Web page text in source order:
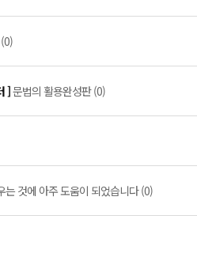
]문법의 활용완성판 (0)
는 것에 아주 도움이 되었습니다 (0)